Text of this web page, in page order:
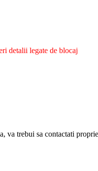
detalii legate de blocaj
va trebui sa contactati